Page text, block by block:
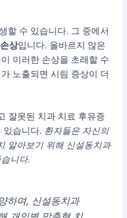
할 수 있습니다. 그 중에서
상입니다. 올바르지 않은
이러한 손상을 초래할 수
노출되면 시림 증상이 더
잘못된 치과 치료 후유증
있습니다. 환자들은 자신의
알아보기 위해 신설동치과
니다.
하며, 신설동치과